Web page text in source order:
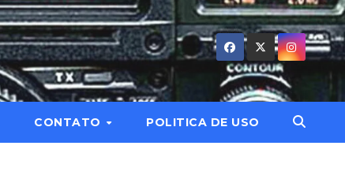
CONTATO POLITICA DE USO